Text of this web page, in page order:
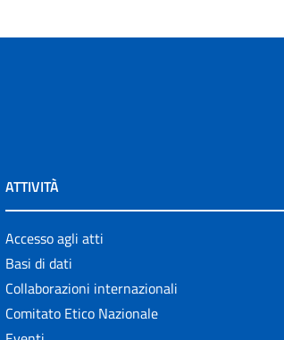
ATTIVITÀ
Accesso agli atti
Basi di dati
Collaborazioni internazionali
Comitato Etico Nazionale